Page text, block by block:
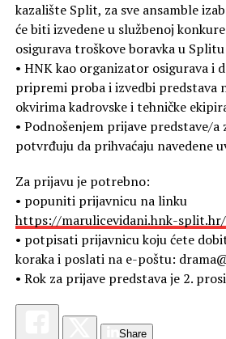
kazalište Split, za sve ansamble
će biti izvedene u službenoj
osigurava troškove boravka u
• HNK kao organizator osigurava i
pripremi proba i izvedbi predstava
okvirima kadrovske i tehničke
• Podnošenjem prijave predstave/a
potvrđuju da prihvaćaju navedene
Za prijavu je potrebno:
• popuniti prijavnicu na linku
https://marulicevidani.hnk-split.hr/
• potpisati prijavnicu koju ćete
koraka i poslati na e-poštu:
• Rok za prijave predstava je 2.
Share